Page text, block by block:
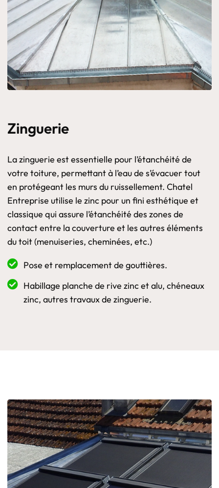
Zinguerie
La zinguerie est essentielle pour l’étanchéité de
votre toiture, permettant à l’eau de s’évacuer tout
en protégeant les murs du ruissellement. Chatel
Entreprise utilise le zinc pour un fini esthétique et
classique qui assure l’étanchéité des zones de
contact entre la couverture et les autres éléments
du toit (menuiseries, cheminées, etc.)
Pose et remplacement de gouttières.
Habillage planche de rive zinc et alu, chéneaux
zinc, autres travaux de zinguerie.